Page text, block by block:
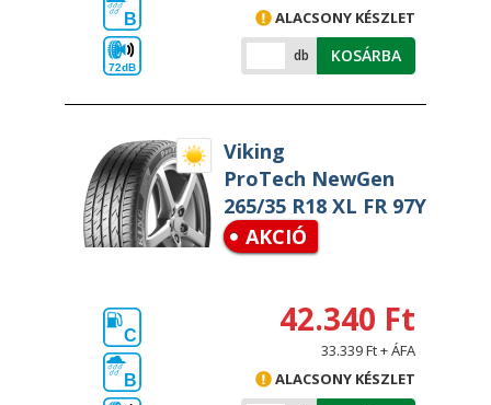
B
72dB
ALACSONY KÉSZLET
db KOSÁRBA
Viking
ProTech NewGen
265/35 R18 XL FR 97Y
AKCIÓ
C
B
42.340 Ft
33.339 Ft + ÁFA
ALACSONY KÉSZLET